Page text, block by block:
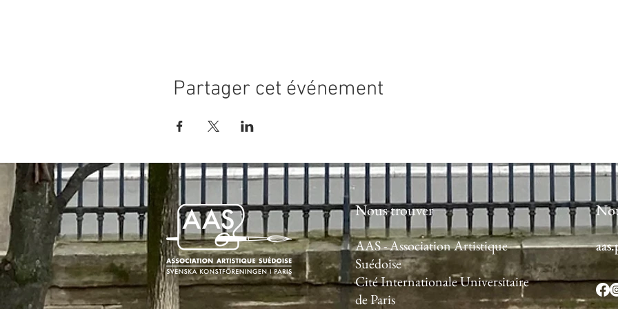
Partager cet événement
Nous trouver
AAS - Association Artistique
Suédoise
Cité Internationale Universitaire
de Paris